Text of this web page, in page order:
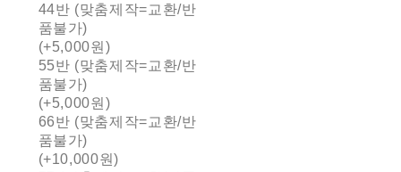
44반 (맞춤제작=교환/반
품불가)
(+5,000원)
55반 (맞춤제작=교환/반
품불가)
(+5,000원)
66반 (맞춤제작=교환/반
품불가)
(+10,000원)